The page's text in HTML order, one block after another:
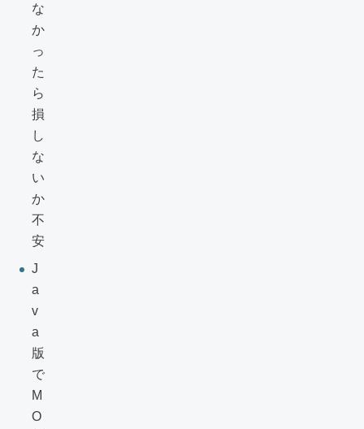
な
か
っ
た
ら
損
し
な
い
か
不
安
J
a
v
a
版
で
M
O